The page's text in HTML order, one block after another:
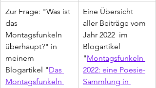
Zur Frage: "Was ist
das
Montagsfunkeln
überhaupt?" in
meinem
Blogartikel "Das
Montagsfunkeln
Eine Übersicht
aller Beiträge vom
Jahr 2022  im
Blogartikel
"Montagsfunkeln
2022: eine Poesie-
Sammlung in